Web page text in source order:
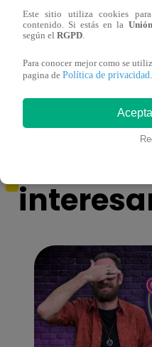
galería en San Juan de
Este sitio utiliza cookies
contenido. Si estás en la
según el RGPD.
Para conocer mejor como se
pagina de Política de privacidad.